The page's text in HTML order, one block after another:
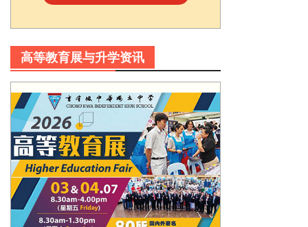
高等教育展与升学资讯